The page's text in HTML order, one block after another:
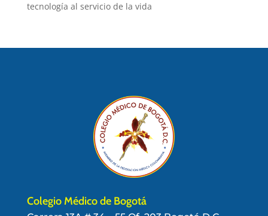
tecnología al servicio de la vida
Colegio Médico de Bogotá